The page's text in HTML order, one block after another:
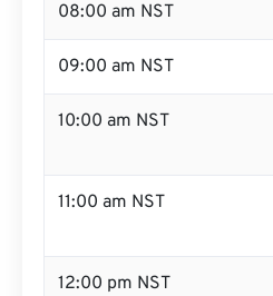
08:00 am NST
09:00 am NST
10:00 am NST
11:00 am NST
12:00 pm NST